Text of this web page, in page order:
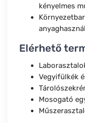
kényelmes
Elérhető
Vegyifülkék
Mosogató